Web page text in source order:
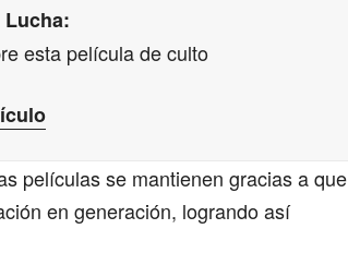
Lucha:
esta película de culto
películas se mantienen gracias a que
en generación, logrando así